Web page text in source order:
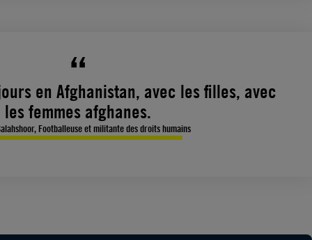
en Afghanistan, avec les filles, avec
les femmes afghanes.
Footballeuse et militante des droits humains